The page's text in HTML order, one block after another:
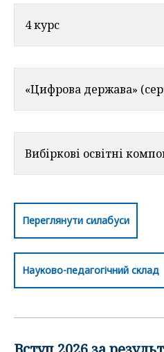
4 курс
«Цифрова держава»
Вибіркові освітні
Переглянути силабуси
Науково-педагогічний склад